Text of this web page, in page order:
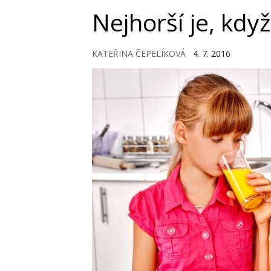
Nejhorší je,
KATEŘINA ČEPELÍKOVÁ 4. 7. 2016